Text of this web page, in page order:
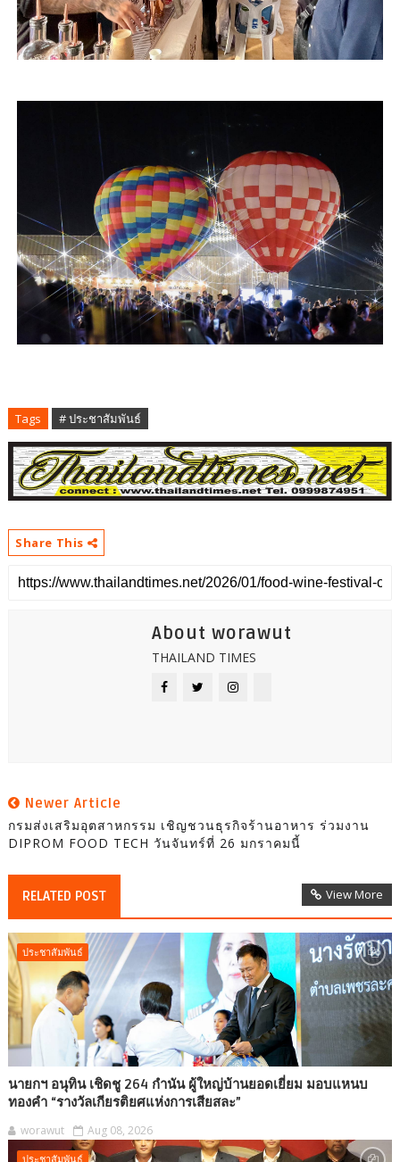
Tags # ประชาสัมพันธ์
Share This
About worawut
THAILAND TIMES
Newer Article
กรมส่งเสริมอุตสาหกรรม เชิญชวนธุรกิจร้านอาหาร ร่วมงาน
DIPROM FOOD TECH วันจันทร์ที่ 26 มกราคมนี้
RELATED POST View More
ประชาสัมพันธ์
นายกฯ อนุทิน เชิดชู 264 กำนัน ผู้ใหญ่บ้านยอดเยี่ยม มอบแหนบ
ทองคำ “รางวัลเกียรติยศแห่งการเสียสละ”
worawut Aug 08, 2026
ประชาสัมพันธ์